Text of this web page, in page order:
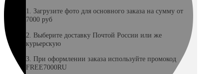
1. Загрузите фото для основного заказа на сумму от
7000 руб
2. Выберите доставку Почтой России или же
курьерскую
3. При оформлении заказа используйте промокод
FREE7000RU